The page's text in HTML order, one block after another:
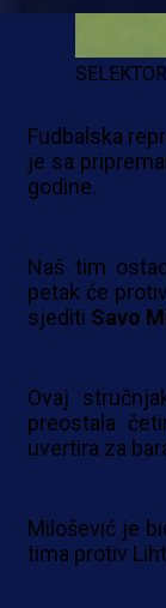
Fudbalska
je sa
godine.
Naš tim
petak će
sjediti Savo
Ovaj
preostala
uvertira za
Milošević je
tima protiv